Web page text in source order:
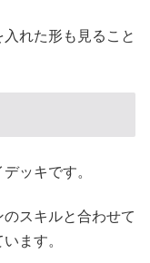
れた形も見ること
ッキです。
スキルと合わせて
ます。